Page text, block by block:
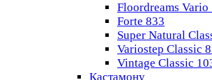
Floordreams Vario
Forte 833
Super Natural
Variostep Classic
Vintage Classic
Кастамону